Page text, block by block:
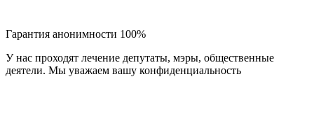
Гарантия анонимности 100%
У нас проходят лечение депутаты, мэры, общественные
деятели. Мы уважаем вашу конфиденциальность